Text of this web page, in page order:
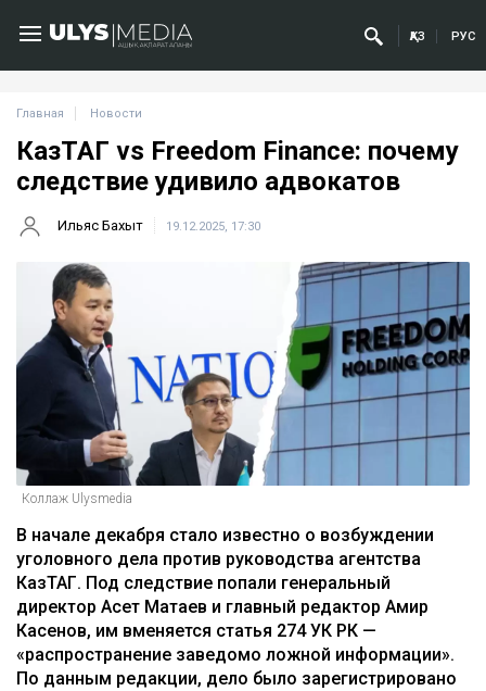
ҚАЗ РУС
Главная Новости
КазТАГ vs Freedom Finance: почему
следствие удивило адвокатов
Ильяс Бахыт 19.12.2025, 17:30
Коллаж Ulysmedia
В начале декабря стало известно о возбуждении
уголовного дела против руководства агентства
КазТАГ. Под следствие попали генеральный
директор Асет Матаев и главный редактор Амир
Касенов, им вменяется статья 274 УК РК —
«распространение заведомо ложной информации».
По данным редакции, дело было зарегистрировано